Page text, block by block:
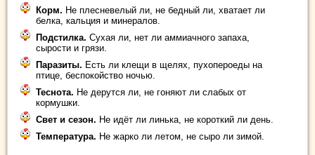
Корм. Не плесневелый ли, не бедный ли, хватает ли
белка, кальция и минералов.
Подстилка. Сухая ли, нет ли аммиачного запаха,
сырости и грязи.
Паразиты. Есть ли клещи в щелях, пухопероеды на
птице, беспокойство ночью.
Теснота. Не дерутся ли, не гоняют ли слабых от
кормушки.
Свет и сезон. Не идёт ли линька, не короткий ли день.
Температура. Не жарко ли летом, не сыро ли зимой.